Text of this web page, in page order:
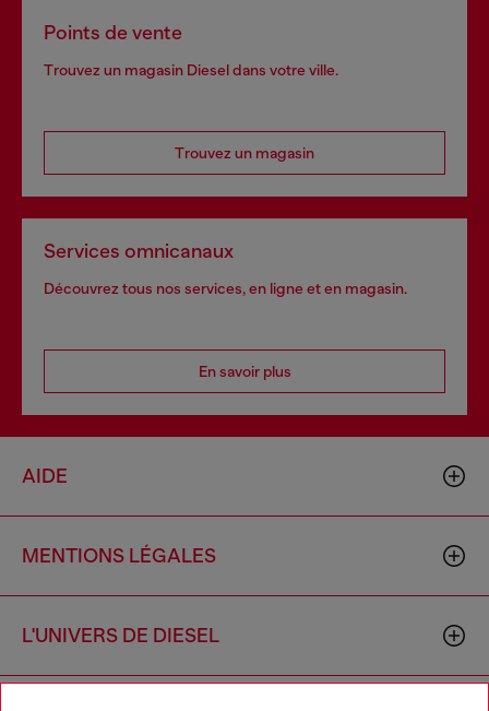
Points de vente
Trouvez un magasin Diesel dans votre ville.
Trouvez un magasin
Services omnicanaux
Découvrez tous nos services, en ligne et en magasin.
En savoir plus
AIDE
MENTIONS LÉGALES
L'UNIVERS DE DIESEL